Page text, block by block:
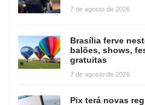
7 de agosto de 2026
Brasília ferve
balões, shows,
gratuitas
7 de agosto de 2026
Pix terá novas